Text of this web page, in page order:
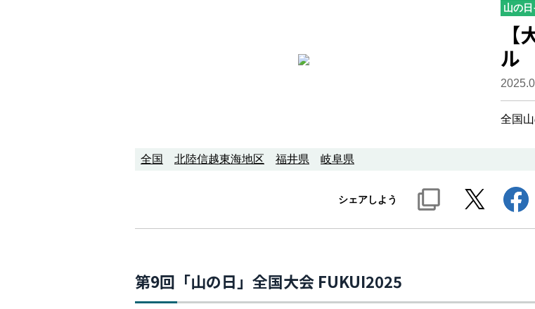
山の日
ル
全国
全国 北陸信越東海地区 福井県 岐阜県
シェアしよう
第9回「山の日」全国大会 FUKUI2025